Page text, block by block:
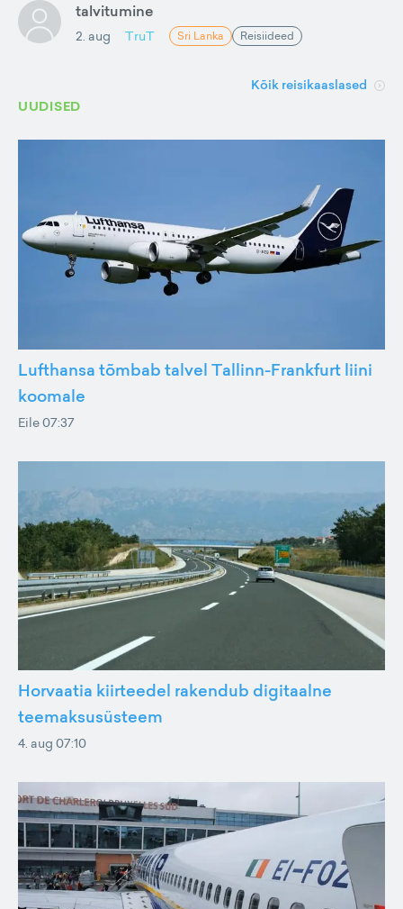
talvitumine
2. aug TruT Sri Lanka Reisiideed
Kõik reisikaaslased
UUDISED
Lufthansa tõmbab talvel Tallinn-Frankfurt liini
koomale
Eile 07:37
Horvaatia kiirteedel rakendub digitaalne
teemaksusüsteem
4. aug 07:10